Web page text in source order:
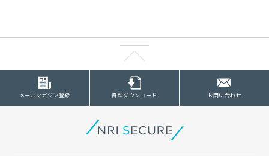
メールマガジン登録 資料ダウンロード お問い合わせ